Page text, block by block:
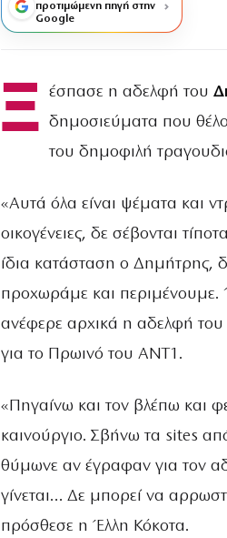
προτιμώμενη πηγή στην
Google
Ξ έσπασε η αδελφή του
δημοσιεύματα που
του δημοφιλή
«Αυτά όλα είναι ψέματα και
οικογένειες, δε σέβονται
ίδια κατάσταση ο Δημήτρης,
προχωράμε και περιμένουμε.
ανέφερε αρχικά η αδελφή
για το Πρωινό του ΑΝΤ1.
«Πηγαίνω και τον βλέπω και
καινούργιο. Σβήνω τα sites
θύμωνε αν έγραφαν για τον
γίνεται… Δε μπορεί να
πρόσθεσε η Έλλη Κόκοτα.